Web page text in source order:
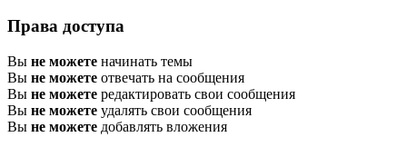
Права доступа
Вы не можете начинать темы
Вы не можете отвечать на сообщения
Вы не можете редактировать свои сообщения
Вы не можете удалять свои сообщения
Вы не можете добавлять вложения